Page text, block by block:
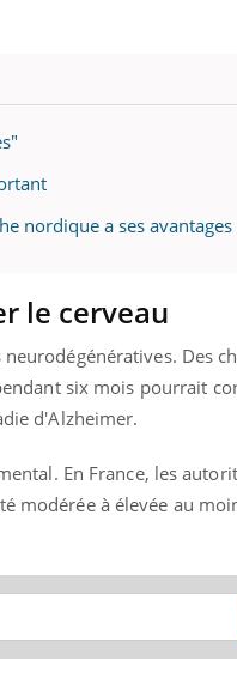
nordique a ses avantages
le cerveau
Des
six mois pourrait
d'Alzheimer.
En France, les
modérée à élevée au
de
Un « jumeau
mutualiste innove en
santé : l'utilisation
numérique » permet ...